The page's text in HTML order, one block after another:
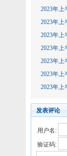
2023年上
2023年上
2023年上
2023年上
2023年上
2023年
2023年上
发表评论
用户名:
验证码: